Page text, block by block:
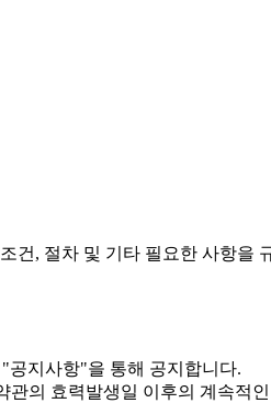
, 절차 및 기타 필요한 사항을
공지사항"을 통해 공지합니다.
의 효력발생일 이후의 계속적